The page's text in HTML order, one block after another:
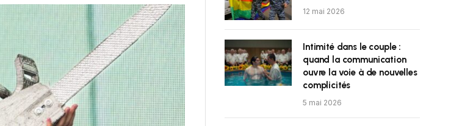
12 mai 2026
Intimité dans le couple :
quand la communication
ouvre la voie à de nouvelles
complicités
5 mai 2026